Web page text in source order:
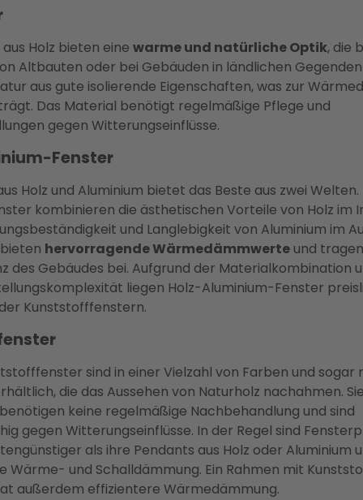
Holz bieten eine warme und natürliche Optik, die
Altbauten oder bei Gebäuden in ländlichen
aus gute isolierende Eigenschaften, was zur
Das Material benötigt regelmäßige Pflege und
gegen Witterungseinflüsse.
Fenster
Holz und Aluminium bietet das Beste aus zwei
kombinieren die ästhetischen Vorteile von Holz im
und Langlebigkeit von Aluminium im
hervorragende Wärmedämmwerteund
des Gebäudes bei. Aufgrund der Materialkombination
liegen Holz-Aluminium-Fenster
Kunststofffenstern.
sind in einer Vielzahl von Farben und sogar
die das Aussehen von Naturholz nachahmen.
keine regelmäßige Nachbehandlung und sind
gegen Witterungseinflüsse. In der Regel sind
als ihre Pendants aus Holz oder Aluminium
Wärme- und Schalldämmung. Ein Rahmen mit
außerdem effizientere Wärmedämmung.